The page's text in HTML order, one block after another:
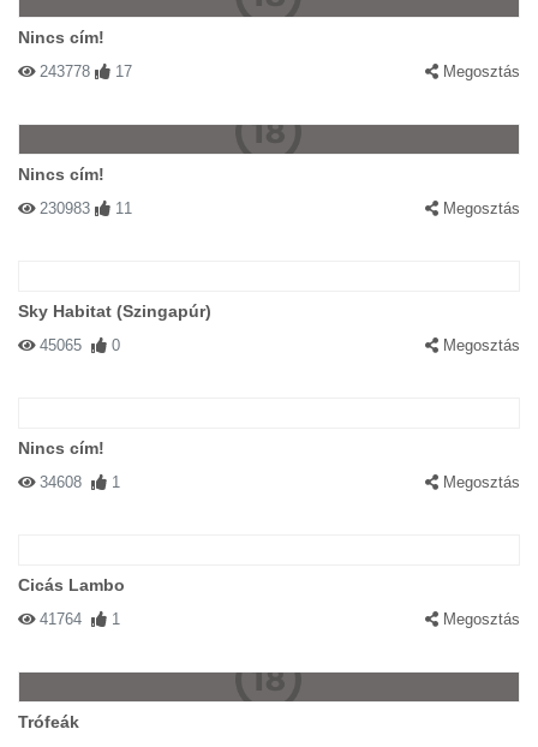
Nincs cím!
243778 17 Megosztás
Nincs cím!
230983 11 Megosztás
Sky Habitat (Szingapúr)
45065 0 Megosztás
Nincs cím!
34608 1 Megosztás
Cicás Lambo
41764 1 Megosztás
Trófeák